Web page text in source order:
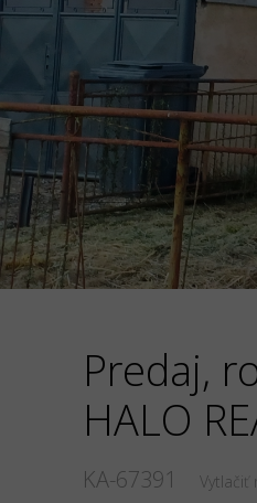
Predaj,
HALO
KA-67391 Vytlačiť